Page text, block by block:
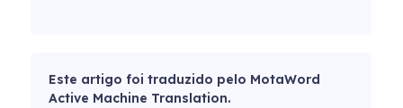
Este artigo foi traduzido pelo MotaWord
Active Machine Translation.